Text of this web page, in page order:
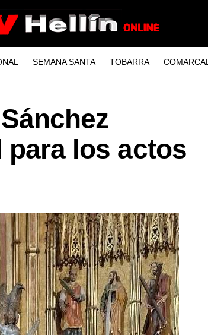
SEMANA SANTA TOBARRA COMARCAL
para los actos